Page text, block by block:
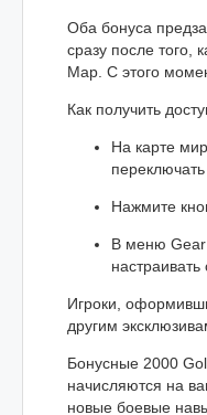
Оба бонуса
сразу после того,
Map. С этого
Как получить
На карте
Нажмите
В меню Gear
Игроки,
другим
Бонусные 2000
начисляются на
новые боевые